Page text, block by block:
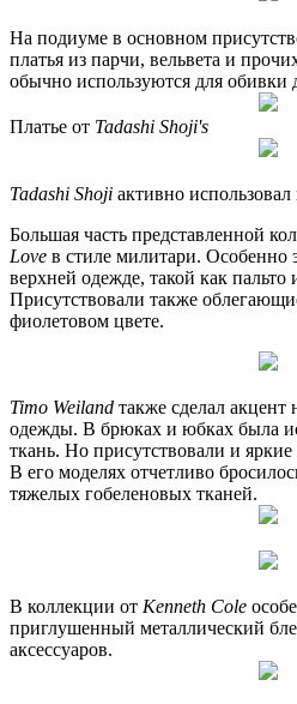
На подиуме в основном
платья из парчи, вельвета и
обычно используются для обивки
Платье от Tadashi Shoji's
Tadashi Shoji активно
Большая часть представленной
Love в стиле милитари. Особенно
верхней одежде, такой как пальто
Присутствовали также
фиолетовом цвете.
Timo Weiland также сделал
одежды. В брюках и юбках была
ткань. Но присутствовали и
В его моделях отчетливо
тяжелых гобеленовых тканей.
В коллекции от Kenneth Cole
приглушенный металлический
аксессуаров.